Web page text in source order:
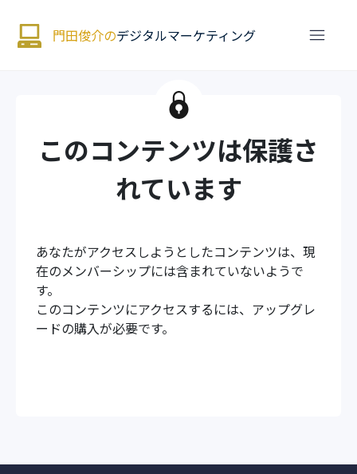
門田俊介のデジタルマーケティング
このコンテンツは保護さ
れています
あなたがアクセスしようとしたコンテンツは、現
在のメンバーシップには含まれていないようで
す。
このコンテンツにアクセスするには、アップグレ
ードの購入が必要です。